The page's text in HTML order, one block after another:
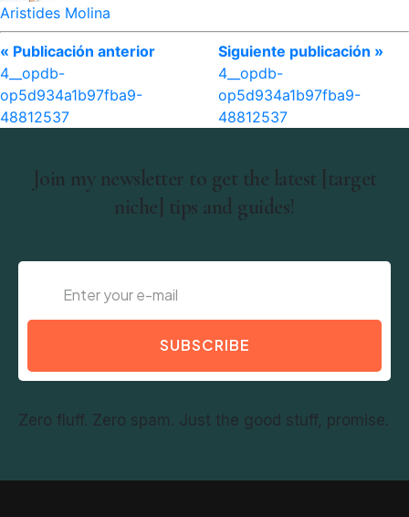
Aristides Molina
« Publicación anterior
4__opdb-
op5d934a1b97fba9-
48812537
Siguiente publicación »
4__opdb-
op5d934a1b97fba9-
48812537
Join my newsletter to get the latest [target
niche] tips and guides!
SUBSCRIBE
Zero fluff. Zero spam. Just the good stuff, promise.